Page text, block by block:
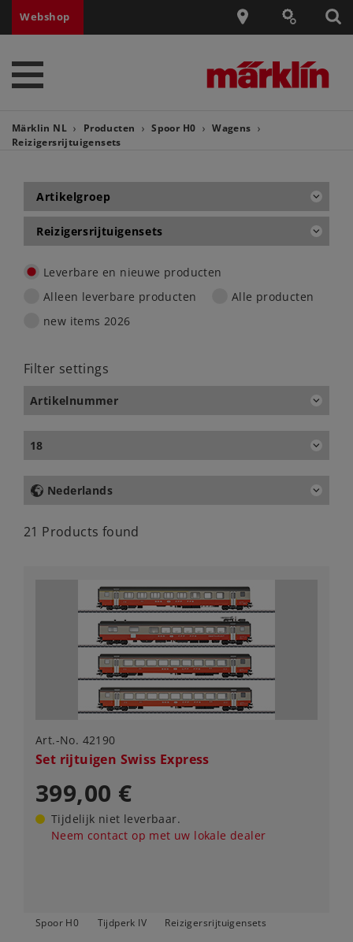
Webshop
Märklin NL Producten Spoor H0
Wagens
Reizigersrijtuigensets
Artikelgroep
Reizigersrijtuigensets
Leverbare en nieuwe producten
Alleen leverbare producten
Alle producten
new items 2026
Filter settings
Artikelnummer
18
Nederlands
21 Products found
Art.-No. 42190
Set rijtuigen Swiss Express
399,00 €
Tijdelijk niet leverbaar.
Neem contact op met uw lokale dealer
Spoor H0 Tijdperk IV Reizigersrijtuigensets